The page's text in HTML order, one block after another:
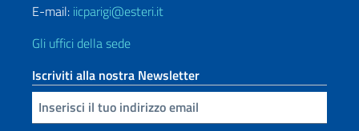
E-mail: iicparigi@esteri.it
Gli uffici della sede
Iscriviti alla nostra Newsletter
Inserisci la tua email